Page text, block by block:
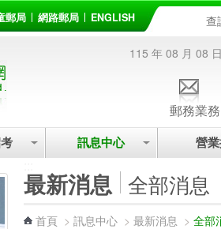
郵局 網路郵局 ENGLISH 查
115 年 08 月 08
郵務業務
訊息中心 營
最新消息 全部消息
首頁 > 訊息中心 > 最新消息 > 全部